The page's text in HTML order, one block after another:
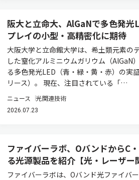
阪大と立命大、AlGaNで多色発
プレイの小型・高精密化に期待
大阪大学と立命館大学は、希土類元素の
した窒化アルミニウムガリウム（AlGaN
る多色発光LED（青・緑・黄・赤）の実
リース）。 現在、注目されている「…
ニュース 光関連技術
2026.07.23
ファイバーラボ、OバンドからC
る光源製品を紹介【光・レーザー
ファイバーラボは、Oバンド光ファイバ